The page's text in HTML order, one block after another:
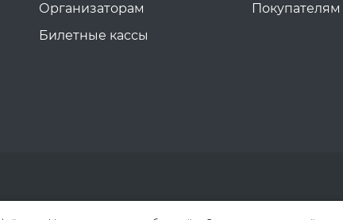
Организаторам
Билетные кассы
Покупателям